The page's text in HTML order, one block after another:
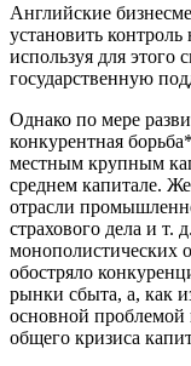
Английские
установить
используя для этого
государственную
Однако по мере
конкурентная
местным крупным
среднем капитале.
отрасли
страхового дела и т.
монополистических
обостряло
рынки сбыта, а, как
основной проблемой
общего кризиса